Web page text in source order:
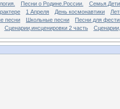
Песни о Родине.России.
1 Апреля День космонавтики
песни Школьные песни
Песни для
Сценарии,инсценировки 2 часть